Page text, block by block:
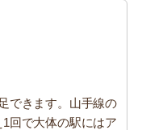
できます。山手線の
回で大体の駅にはア